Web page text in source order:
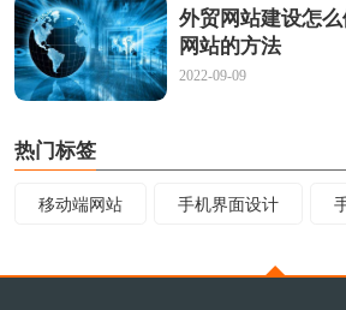
外贸网站建设怎
网站的方法
2022-09-09
热门标签
移动端网站 手机界面设计